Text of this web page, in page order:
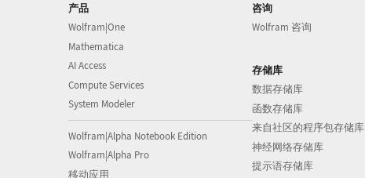
产品
Wolfram|One
Mathematica
AI Access
Compute Services
System Modeler
Wolfram|Alpha Notebook Edition
Wolfram|Alpha Pro
移动应用
咨询
Wolfram 咨询
存储库
数据存储库
函数存储库
来自社区的程序包存储库
神经网络存储库
提示语存储库